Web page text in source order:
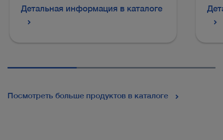
Детальная информация в каталоге
Посмотреть больше продуктов в каталоге